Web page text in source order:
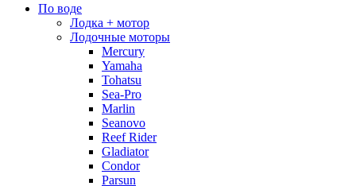
По воде
Лодка + мотор
Лодочные моторы
Mercury
Yamaha
Tohatsu
Sea-Pro
Marlin
Seanovo
Reef Rider
Gladiator
Condor
Parsun